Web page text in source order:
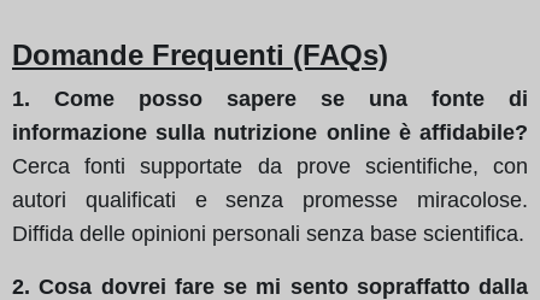
Domande Frequenti (FAQs)
1. Come posso sapere se una fonte di
informazione sulla nutrizione online è affidabile?
Cerca fonti supportate da prove scientifiche, con
autori qualificati e senza promesse miracolose.
Diffida delle opinioni personali senza base scientifica.
2. Cosa dovrei fare se mi sento sopraffatto dalla